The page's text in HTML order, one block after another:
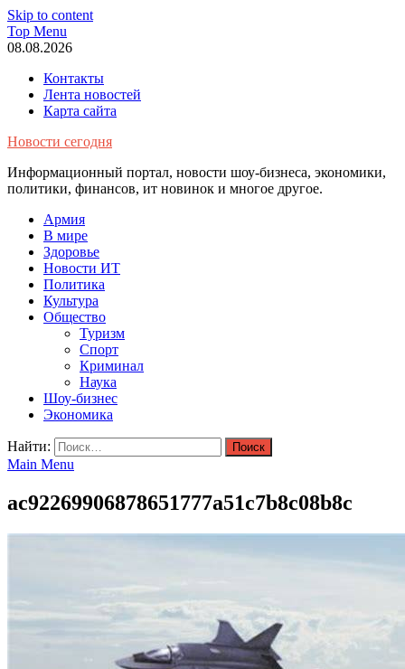
Skip to content
Top Menu
08.08.2026
Контакты
Лента новостей
Карта сайта
Новости сегодня
Информационный портал, новости шоу-бизнеса, экономики,
политики, финансов, ит новинок и многое другое.
Армия
В мире
Здоровье
Новости ИТ
Политика
Культура
Общество
Туризм
Спорт
Криминал
Наука
Шоу-бизнес
Экономика
Найти:
Main Menu
ac92269906878651777a51c7b8c08b8c